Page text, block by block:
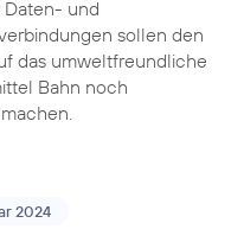
Daten- und
sollen den
das umweltfreundliche
Bahn noch
2024